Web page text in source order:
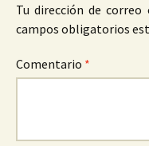
Tu dirección de
campos obligatorios
Comentario *